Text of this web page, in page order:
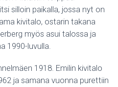
silloin paikalla, jossa nyt on
kivitalo, ostarin takana
myös asui talossa ja
1990-luvulla.
1918. Emilin kivitalo
ja samana vuonna purettiin